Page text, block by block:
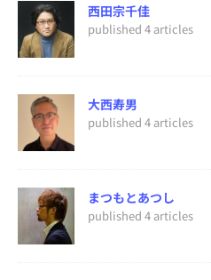
西田宗千佳
published 4 articles
大西寿男
published 4 articles
まつもとあつし
published 4 articles